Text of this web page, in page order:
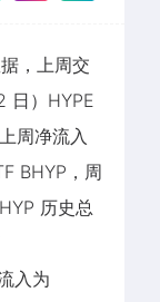
，上周交
日）HYPE
周净流入
BHYP，周
历史总
入为